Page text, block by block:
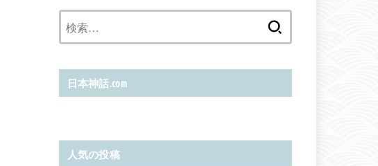
日本神話.com
人気の投稿